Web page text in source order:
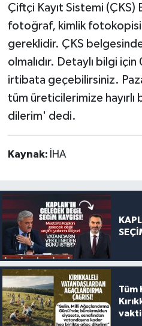
Çiftçi Kayıt Sistemi (ÇKS)
fotoğraf, kimlik
gereklidir. ÇKS
olmalıdır. Detaylı bilgi
irtibata geçebilirsiniz.
tüm üreticilerimize hayırlı
dilerim' dedi.
Kaynak: İHA
Tüm